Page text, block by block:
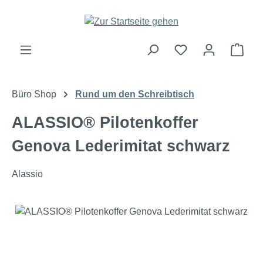
Zum Hauptinhalt springen
Büro Shop Rund um den Schreibtisch
ALASSIO® Pilotenkoffer
Genova Lederimitat schwarz
Alassio
Bildergalerie überspringen